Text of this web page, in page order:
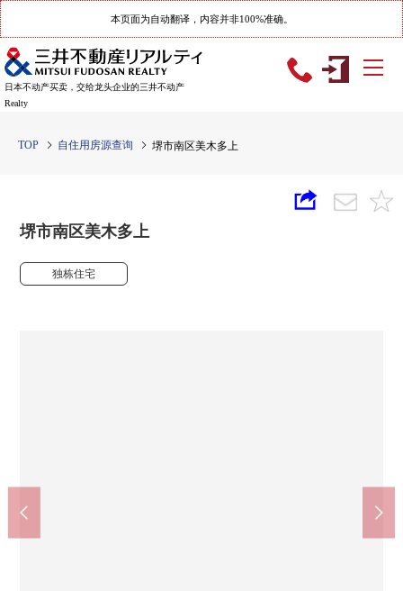
本页面为自动翻译，内容并非100%准确。
日本不动产买卖，交给龙头企业的三井不动产
Realty
TOP 自住用房源查询 堺市南区美木多上
堺市南区美木多上
独栋住宅